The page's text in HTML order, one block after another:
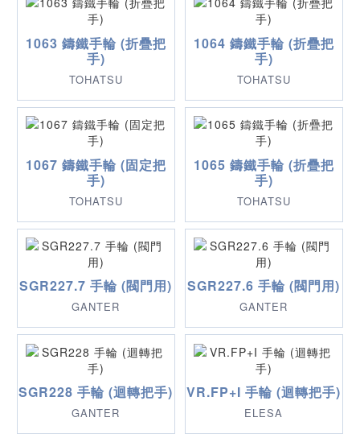
1063 鑄鐵手輪 (折疊把
手)
TOHATSU
1064 鑄鐵手輪 (折疊把
手)
TOHATSU
1067 鑄鐵手輪 (固定把
手)
TOHATSU
1065 鑄鐵手輪 (折疊把
手)
TOHATSU
SGR227.7 手輪 (閥門用)
GANTER
SGR227.6 手輪 (閥門用)
GANTER
SGR228 手輪 (迴轉把手)
GANTER
VR.FP+I 手輪 (迴轉把手)
ELESA